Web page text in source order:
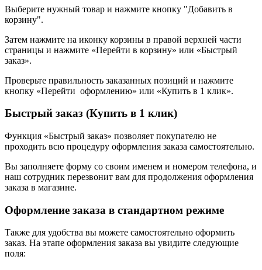
Выберите нужный товар и нажмите кнопку "Добавить в
корзину".
Затем нажмите на иконку корзины в правой верхней части
страницы и нажмите «Перейти в корзину» или «Быстрый
заказ».
Проверьте правильность заказанных позиций и нажмите
кнопку «Перейти оформлению» или «Купить в 1 клик».
Быстрый заказ (Купить в 1 клик)
Функция «Быстрый заказ» позволяет покупателю не
проходить всю процедуру оформления заказа самостоятельно.
Вы заполняете форму со своим именем и номером телефона, и
наш сотрудник перезвонит вам для продолжения оформления
заказа в магазине.
Оформление заказа в стандартном режиме
Также для удобства вы можете самостоятельно оформить
заказ. На этапе оформления заказа вы увидите следующие
поля: